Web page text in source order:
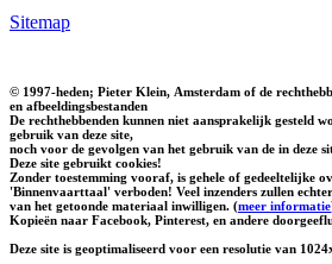
Sitemap
© 1997-heden; Pieter Klein, Amsterdam of de
en afbeeldingsbestanden
De rechthebbenden kunnen niet aansprakelijk gesteld
gebruik van deze site,
noch voor de gevolgen van het gebruik van de in deze
Deze site gebruikt cookies!
Zonder toestemming vooraf, is gehele of gedeeltelijke
'Binnenvaarttaal' verboden! Veel inzenders zullen
van het getoonde materiaal inwilligen. (meer informatie
Kopieën naar Facebook, Pinterest, en andere
Deze site is geoptimaliseerd voor een resolutie van